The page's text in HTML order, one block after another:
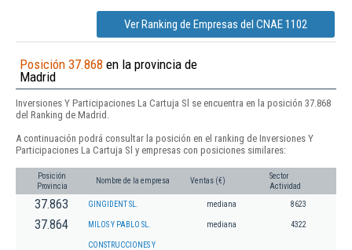
Ver Ranking de Empresas del CNAE 1102
Posición 37.868 en la provincia de
Madrid
Inversiones Y Participaciones La Cartuja Sl se encuentra en la posición 37.868
del Ranking de Madrid.
A continuación podrá consultar la posición en el ranking de Inversiones Y
Participaciones La Cartuja Sl y empresas con posiciones similares:
Posición
Provincia
Nombre de la empresa Ventas (€)
Sector
Actividad
37.863 GINGIDENT SL. mediana 8623
37.864 MILOS Y PABLO SL. mediana 4322
CONSTRUCCIONES Y